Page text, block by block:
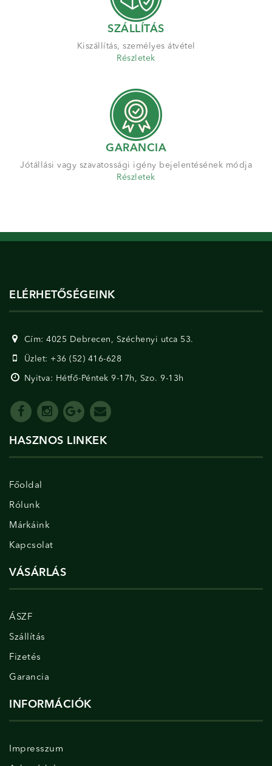
SZÁLLÍTÁS
Kiszállítás, személyes átvétel
Részletek
GARANCIA
Jótállási vagy szavatossági igény bejelentésének módja
Részletek
ELÉRHETŐSÉGEINK
Cím: 4025 Debrecen, Széchenyi utca 53.
Üzlet: +36 (52) 416-628
Nyitva: Hétfő-Péntek 9-17h, Szo. 9-13h
HASZNOS LINKEK
Főoldal
Rólunk
Márkáink
Kapcsolat
VÁSÁRLÁS
ÁSZF
Szállítás
Fizetés
Garancia
INFORMÁCIÓK
Impresszum